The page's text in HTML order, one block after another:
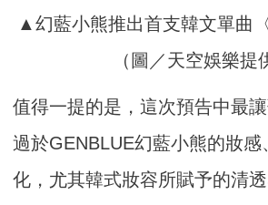
▲幻藍小熊推出首支韓文單曲
（圖／天空娛樂提
值得一提的是，這次預告中最
過於GENBLUE幻藍小熊的妝感
化，尤其韓式妝容所賦予的清